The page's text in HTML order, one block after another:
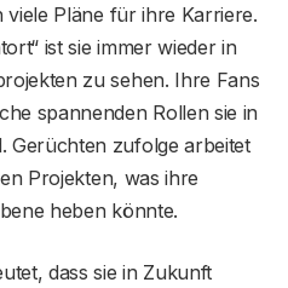
viele Pläne für ihre Karriere.
ist sie immer wieder in
zu sehen. Ihre Fans
spannenden Rollen sie in
Gerüchten zufolge arbeitet
Projekten, was ihre
heben könnte.
dass sie in Zukunft